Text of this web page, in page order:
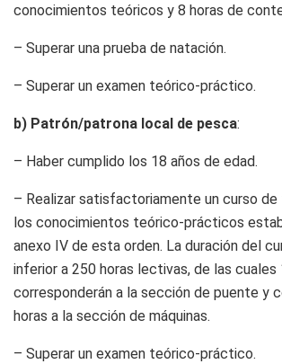
conocimientos teóricos y 8 horas de
– Superar una prueba de natación.
– Superar un examen teórico-práctico.
b) Patrón/patrona local de pesca:
– Haber cumplido los 18 años de edad.
– Realizar satisfactoriamente un curso
los conocimientos teórico-prácticos
anexo IV de esta orden. La duración del
inferior a 250 horas lectivas, de las cuales
corresponderán a la sección de puente y
horas a la sección de máquinas.
– Superar un examen teórico-práctico.